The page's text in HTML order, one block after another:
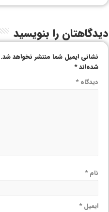
دیدگاهتان را بنویسید
نشانی ایمیل شما منتشر نخواهد شد.
شده‌اند*
دیدگاه*
نام*
ایمیل*